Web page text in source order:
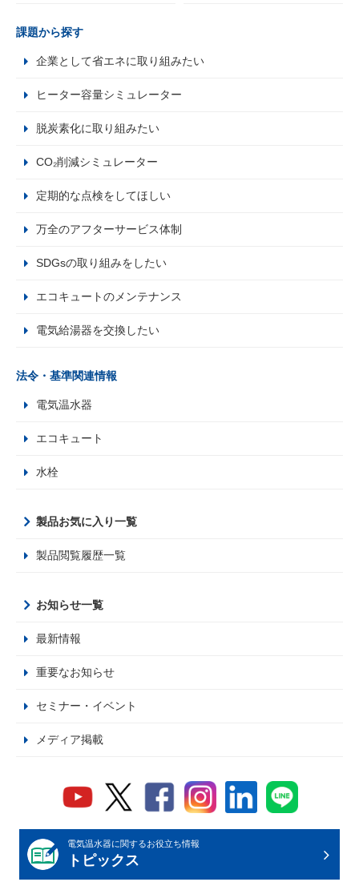
課題から探す
企業として省エネに取り組みたい
ヒーター容量シミュレーター
脱炭素化に取り組みたい
CO₂削減シミュレーター
定期的な点検をしてほしい
万全のアフターサービス体制
SDGsの取り組みをしたい
エコキュートのメンテナンス
電気給湯器を交換したい
法令・基準関連情報
電気温水器
エコキュート
水栓
製品お気に入り一覧
製品閲覧履歴一覧
お知らせ一覧
最新情報
重要なお知らせ
セミナー・イベント
メディア掲載
電気温水器に関するお役立ち情報
トピックス